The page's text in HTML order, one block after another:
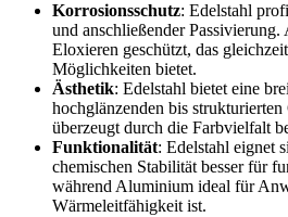
Korrosionsschutz: Edelstahl
und anschließender
Eloxieren geschützt, das
Möglichkeiten bietet.
Ästhetik: Edelstahl bietet eine
hochglänzenden bis
überzeugt durch die Farbvielfalt
Funktionalität: Edelstahl eignet
chemischen Stabilität besser für
während Aluminium ideal für
Wärmeleitfähigkeit ist.